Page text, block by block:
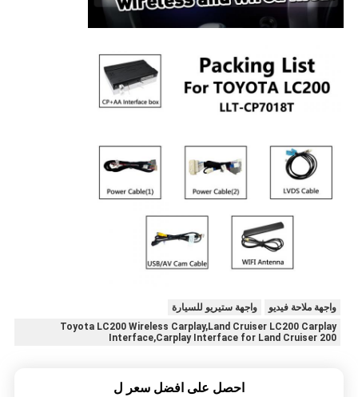
واجهة ملاحة فيديو
واجهة ستيريو للسيارة
Toyota LC200 Wireless Carplay,Land Cruiser LC200 Carplay
Interface,Carplay Interface for Land Cruiser 200
احصل على افضل سعر ل